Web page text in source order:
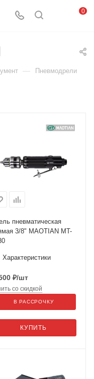
0
— Пневмодрели
пневматическая
3/8" MAOTIAN MT-
Характеристики
₽/шт
КУПИТЬ
со скидкой
В РАССРОЧКУ